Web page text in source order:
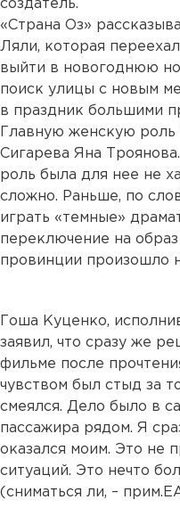
создатель.
«Страна Оз»
Ляли, которая
выйти в новогоднюю
поиск улицы с новым
в праздник большими
Главную женскую роль
Сигарева Яна
роль была для нее не
сложно. Раньше, по
играть «темные»
переключение на
провинции произошло
Гоша Куценко,
заявил, что сразу же
фильме после
чувством был стыд за
смеялся. Дело было в
пассажира рядом. Я
оказался моим. Это не
ситуаций. Это нечто
(сниматься ли, –